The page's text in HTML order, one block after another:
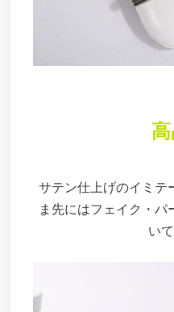
サテン仕上げのイミテ
ま先にはフェイク・
い